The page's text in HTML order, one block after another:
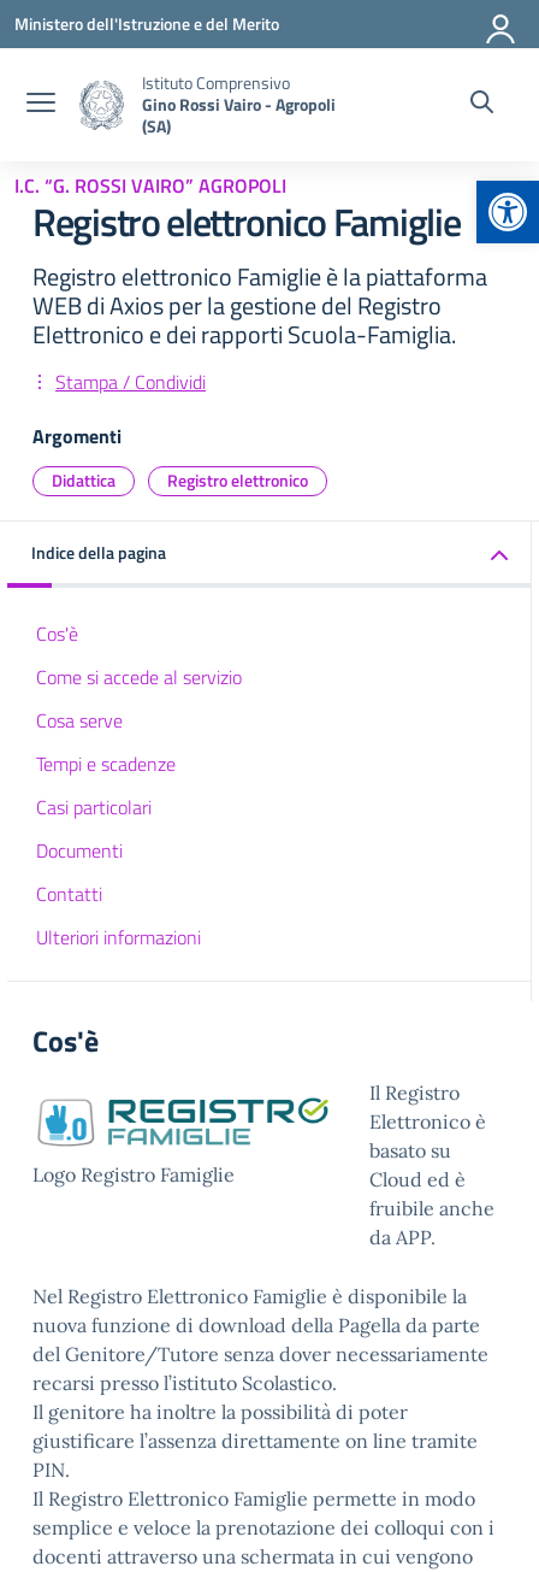
Vai ai contenuti
Vai al menu di navigazione
Vai al footer
Ministero dell'Istruzione e del Merito
Istituto Comprensivo
Gino Rossi Vairo - Agropoli
(SA)
I.C. “G. ROSSI VAIRO” AGROPOLI
Registro elettronico Famiglie
Registro elettronico Famiglie è la piattaforma
WEB di Axios per la gestione del Registro
Elettronico e dei rapporti Scuola-Famiglia.
Stampa / Condividi
Argomenti
Didattica Registro elettronico
Indice della pagina
Cos'è
Come si accede al servizio
Cosa serve
Tempi e scadenze
Casi particolari
Documenti
Contatti
Ulteriori informazioni
Cos'è
Logo Registro Famiglie
Il Registro
Elettronico è
basato su
Cloud ed è
fruibile anche
da APP.
Nel Registro Elettronico Famiglie è disponibile la
nuova funzione di download della Pagella da parte
del Genitore/Tutore senza dover necessariamente
recarsi presso l’istituto Scolastico.
Il genitore ha inoltre la possibilità di poter
giustificare l’assenza direttamente on line tramite
PIN.
Il Registro Elettronico Famiglie permette in modo
semplice e veloce la prenotazione dei colloqui con i
docenti attraverso una schermata in cui vengono